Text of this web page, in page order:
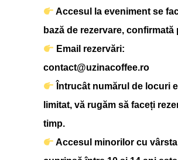
Accesul la eveniment se
bază de rezervare, confirmată
Email rezervări:
contact@uzinacoffee.ro
Întrucât numărul de locuri
limitat, vă rugăm să faceți
timp.
Accesul minorilor cu vârsta